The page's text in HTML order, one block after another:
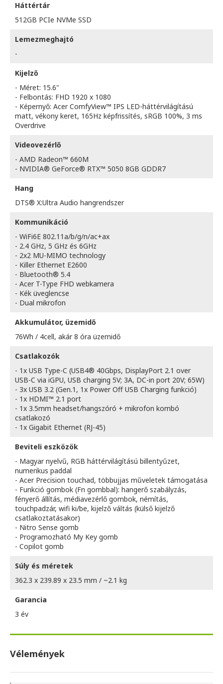
Háttértár
512GB PCIe NVMe SSD
Lemezmeghajtó
-
Kijelző
- Méret: 15.6"
- Felbontás: FHD 1920 x 1080
- Képernyő: Acer ComfyView™ IPS LED-háttérvilágítású
matt, vékony keret, 165Hz képfrissítés, sRGB 100%, 3 ms
Overdrive
Videovezérlő
- AMD Radeon™ 660M
- NVIDIA® GeForce® RTX™ 5050 8GB GDDR7
Hang
DTS® X:Ultra Audio hangrendszer
Kommunikáció
- WiFi6E 802.11a/b/g/n/ac+ax
- 2.4 GHz, 5 GHz és 6GHz
- 2x2 MU-MIMO technology
- Killer Ethernet E2600
- Bluetooth® 5.4
- Acer T-Type FHD webkamera
- Kék üveglencse
- Dual mikrofon
Akkumulátor, üzemidő
76Wh / 4cell, akár 8 óra üzemidő
Csatlakozók
- 1x USB Type-C (USB4® 40Gbps, DisplayPort 2.1 over
USB-C via iGPU, USB charging 5V; 3A, DC-in port 20V; 65W)
- 3x USB 3.2 (Gen.1, 1x Power Off USB Charging funkció)
- 1x HDMI™ 2.1 port
- 1x 3.5mm headset/hangszóró + mikrofon kombó
csatlakozó
- 1x Gigabit Ethernet (RJ-45)
Beviteli eszközök
- Magyar nyelvű, RGB háttérvilágítású billentyűzet,
numerikus paddal
- Acer Precision touchad, többujjas műveletek támogatása
- Funkció gombok (Fn gombbal): hangerő szabályzás,
fényerő állítás, médiavezérlő gombok, némítás,
touchpadzár, wifi ki/be, kijelző váltás (külső kijelző
csatlakoztatásakor)
- Nitro Sense gomb
- Programozható My Key gomb
- Copilot gomb
Súly és méretek
362.3 x 239.89 x 23.5 mm / ~2.1 kg
Garancia
3 év
Vélemények